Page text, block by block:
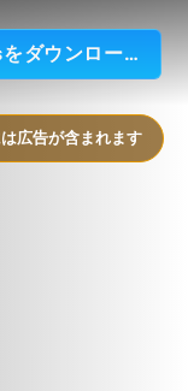
BlueStacksをダウンロード
広告が含まれます